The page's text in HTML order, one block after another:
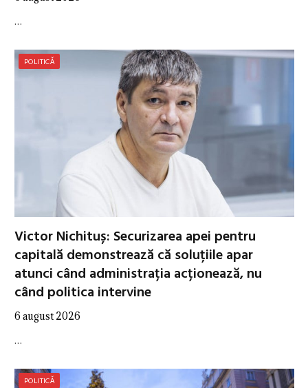
…
POLITICĂ
Victor Nichituș: Securizarea apei pentru
capitală demonstrează că soluțiile apar
atunci când administrația acționează, nu
când politica intervine
6 august 2026
…
POLITICĂ